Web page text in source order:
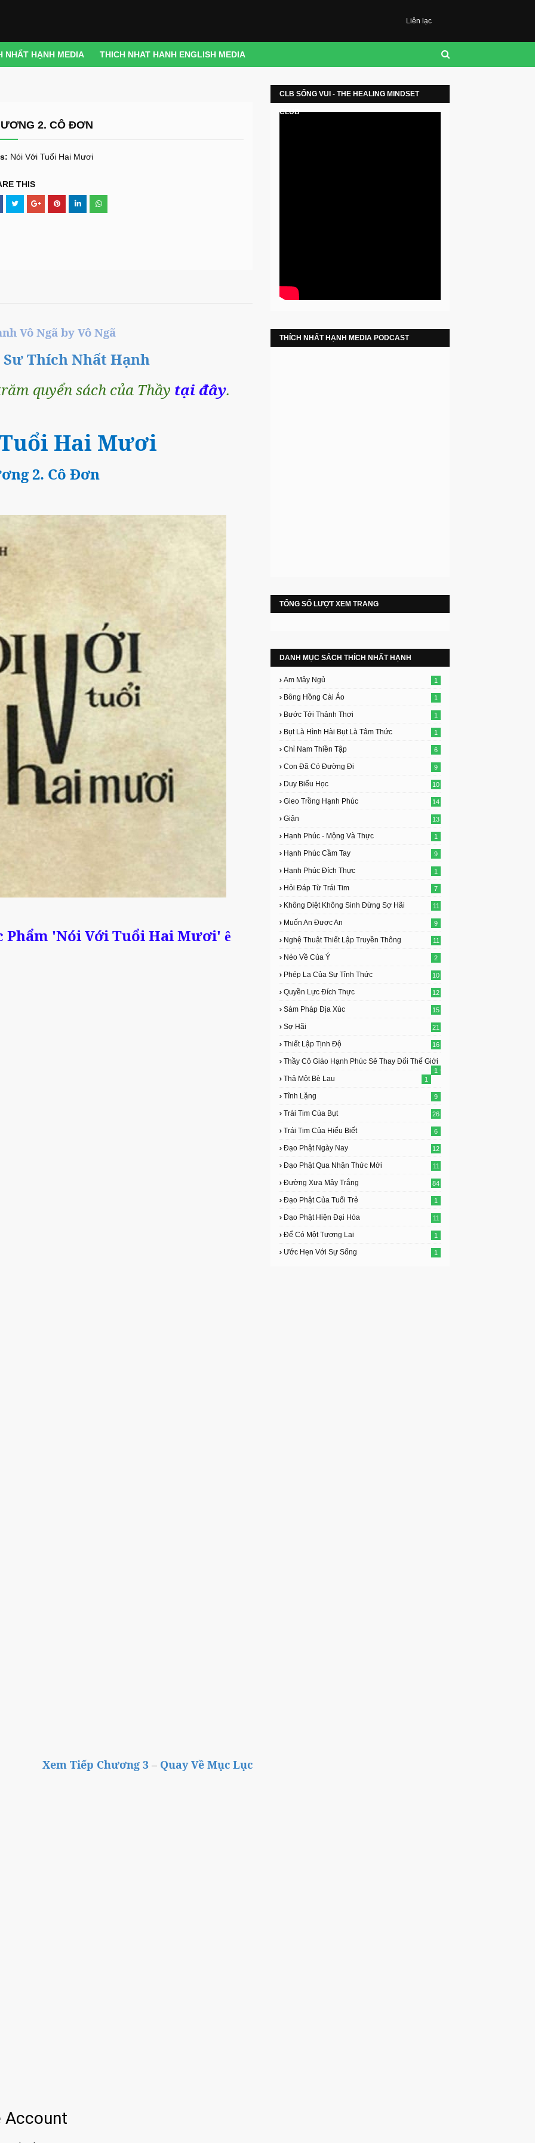
Liên lạc
NHẤT HẠNH MEDIA THICH NHAT HANH ENGLISH MEDIA
2. CÔ ĐƠN
Nói Với Tuổi Hai Mươi
THIS
Vô Ngã by Vô Ngã
Sư Thích Nhất Hạnh
quyển sách của Thầy tại đây.
Hai Mươi
2. Cô Đơn
Phẩm 'Nói Với Tuổi Hai Mươi' ê
Xem Tiếp Chương 3 – Quay Về Mục Lục
CLB SỐNG VUI - THE HEALING MINDSET
CLUB
THÍCH NHẤT HẠNH MEDIA PODCAST
TỔNG SỐ LƯỢT XEM TRANG
DANH MỤC SÁCH THÍCH NHẤT HẠNH
Am Mây Ngủ 1
Bông Hồng Cài Áo 1
Bước Tới Thảnh Thơi 1
Bụt Là Hình Hài Bụt Là Tâm Thức 1
Chỉ Nam Thiền Tập 6
Con Đã Có Đường Đi 9
Duy Biểu Học 10
Gieo Trồng Hạnh Phúc 14
Giận 13
Hạnh Phúc - Mộng Và Thực 1
Hạnh Phúc Cầm Tay 9
Hạnh Phúc Đích Thực 1
Hỏi Đáp Từ Trái Tim 7
Không Diệt Không Sinh Đừng Sợ Hãi 11
Muốn An Được An 9
Nghệ Thuật Thiết Lập Truyền Thông 11
Nẻo Về Của Ý 2
Phép Lạ Của Sự Tỉnh Thức 10
Quyền Lực Đích Thực 12
Sám Pháp Địa Xúc 15
Sợ Hãi 21
Thiết Lập Tịnh Độ 16
Thầy Cô Giáo Hạnh Phúc Sẽ Thay Đổi Thế Giới
1
Thả Một Bè Lau 1
Tĩnh Lặng 9
Trái Tim Của Bụt 26
Trái Tim Của Hiểu Biết 6
Đạo Phật Ngày Nay 12
Đạo Phật Qua Nhận Thức Mới 11
Đường Xưa Mây Trắng 84
Đạo Phật Của Tuổi Trẻ 1
Đạo Phật Hiện Đại Hóa 11
Để Có Một Tương Lai 1
Ước Hẹn Với Sự Sống 1